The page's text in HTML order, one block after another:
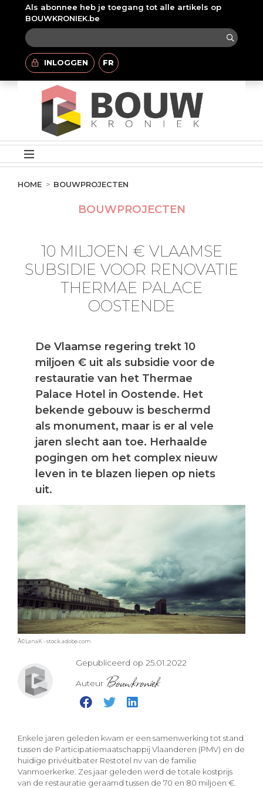
Als abonnee heb je toegang tot alle artikels op
BOUWKRONIEK.be
INLOGGEN FR
HOME BOUWPROJECTEN
BOUWPROJECTEN
10 MILJOEN € VLAAMSE
SUBSIDIE VOOR RENOVATIE
THERMAE PALACE
OOSTENDE
De Vlaamse regering trekt 10
miljoen € uit als subsidie voor de
restauratie van het Thermae
Palace Hotel in Oostende. Het
bekende gebouw is beschermd
als monument, maar is er al vele
jaren slecht aan toe. Herhaalde
pogingen om het complex nieuw
leven in te blazen liepen op niets
uit.
Â©LanaK - stock.adobe.com
Gepubliceerd op 25.01.2022
Auteur Bouwkroniek
Enkele jaren geleden kwam er een samenwerking tot stand
tussen de Participatiemaatschappij Vlaanderen (PMV) en de
huidige privéuitbater Restotel nv van de familie
Vanmoerkerke. Zes jaar geleden werd de totale kostprijs
van de restauratie geraamd tussen de 70 en 80 miljoen €.